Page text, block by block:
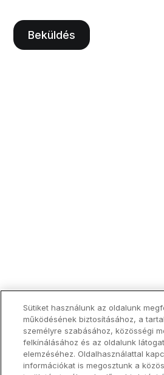
Sütiket használunk az oldalunk
működésének biztosításához, a
személyre szabásához, közösségi
felkínálásához és az oldalunk
elemzéséhez. Oldalhasználattal
információkat is megosztunk a